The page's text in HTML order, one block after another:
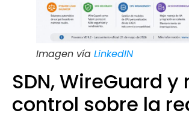
Imagen vía LinkedIN
SDN, WireGuard y
control sobre la